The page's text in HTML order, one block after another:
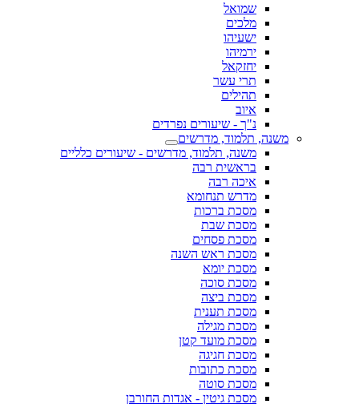
שמואל
מלכים
ישעיהו
ירמיהו
יחזקאל
תרי עשר
תהילים
איוב
נ"ך - שיעורים נפרדים
משנה, תלמוד, מדרשים
משנה, תלמוד, מדרשים - שיעורים כלליים
בראשית רבה
איכה רבה
מדרש תנחומא
מסכת ברכות
מסכת שבת
מסכת פסחים
מסכת ראש השנה
מסכת יומא
מסכת סוכה
מסכת ביצה
מסכת תענית
מסכת מגילה
מסכת מועד קטן
מסכת חגיגה
מסכת כתובות
מסכת סוטה
מסכת גיטין - אגדות החורבן